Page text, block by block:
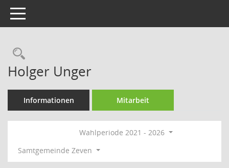
Toggle navigation
Rechercheauswahl
Holger Unger
Informationen Mitarbeit
Wahlperiode 2021 - 2026
Samtgemeinde Zeven